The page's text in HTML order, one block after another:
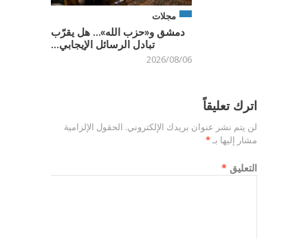
مجلات
دمشق و«حزب الله»… هل يقرّب
تبادل الرسائل الإيجابي...
2026/08/06
اترك تعليقاً
لن يتم نشر عنوان بريدك الإلكتروني. الحقول الإلزامية
مشار إليها بـ*
التعليق *